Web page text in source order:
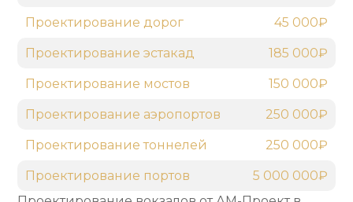
Проектирование дорог 45 000₽
Проектирование эстакад 185 000₽
Проектирование мостов 150 000₽
Проектирование аэропортов 250 000₽
Проектирование тоннелей 250 000₽
Проектирование портов 5 000 000₽